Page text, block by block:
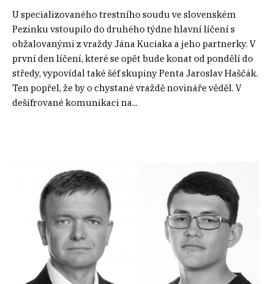
U specializovaného trestního soudu ve slovenském
Pezinku vstoupilo do druhého týdne hlavní líčení s
obžalovanými z vraždy Jána Kuciaka a jeho partnerky. V
první den líčení, které se opět bude konat od pondělí do
středy, vypovídal také šéf skupiny Penta Jaroslav Haščák.
Ten popřel, že by o chystané vraždě novináře věděl. V
dešifrované komunikaci na...